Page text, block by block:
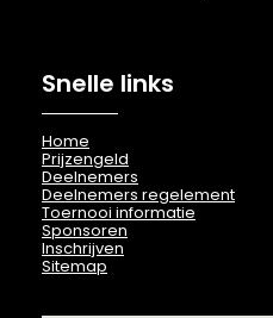
Snelle links
Home
Prijzengeld
Deelnemers
Deelnemers regelement
Toernooi informatie
Sponsoren
Inschrijven
Sitemap